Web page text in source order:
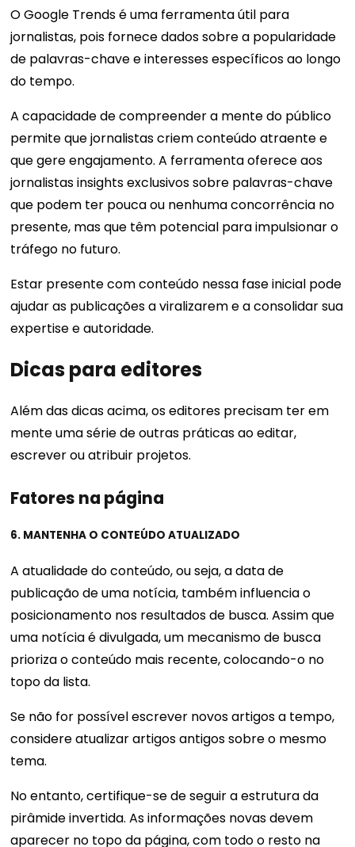
O Google Trends é uma ferramenta útil para
jornalistas, pois fornece dados sobre a popularidade
de palavras-chave e interesses específicos ao longo
do tempo.
A capacidade de compreender a mente do público
permite que jornalistas criem conteúdo atraente e
que gere engajamento. A ferramenta oferece aos
jornalistas insights exclusivos sobre palavras-chave
que podem ter pouca ou nenhuma concorrência no
presente, mas que têm potencial para impulsionar o
tráfego no futuro.
Estar presente com conteúdo nessa fase inicial pode
ajudar as publicações a viralizarem e a consolidar sua
expertise e autoridade.
Dicas para editores
Além das dicas acima, os editores precisam ter em
mente uma série de outras práticas ao editar,
escrever ou atribuir projetos.
Fatores na página
6. MANTENHA O CONTEÚDO ATUALIZADO
A atualidade do conteúdo, ou seja, a data de
publicação de uma notícia, também influencia o
posicionamento nos resultados de busca. Assim que
uma notícia é divulgada, um mecanismo de busca
prioriza o conteúdo mais recente, colocando-o no
topo da lista.
Se não for possível escrever novos artigos a tempo,
considere atualizar artigos antigos sobre o mesmo
tema.
No entanto, certifique-se de seguir a estrutura da
pirâmide invertida. As informações novas devem
aparecer no topo da página, com todo o resto na